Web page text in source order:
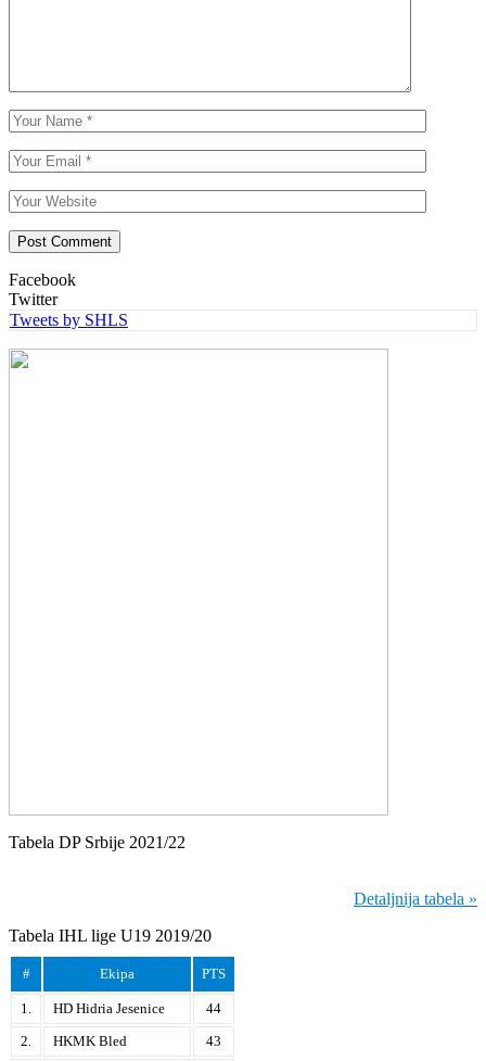
Facebook
Twitter
Tweets by SHLS
Tabela DP Srbije 2021/22
Detaljnija tabela »
Tabela IHL lige U19 2019/20
# Ekipa PTS
1. HD Hidria Jesenice
44
2.
HKMK Bled
43